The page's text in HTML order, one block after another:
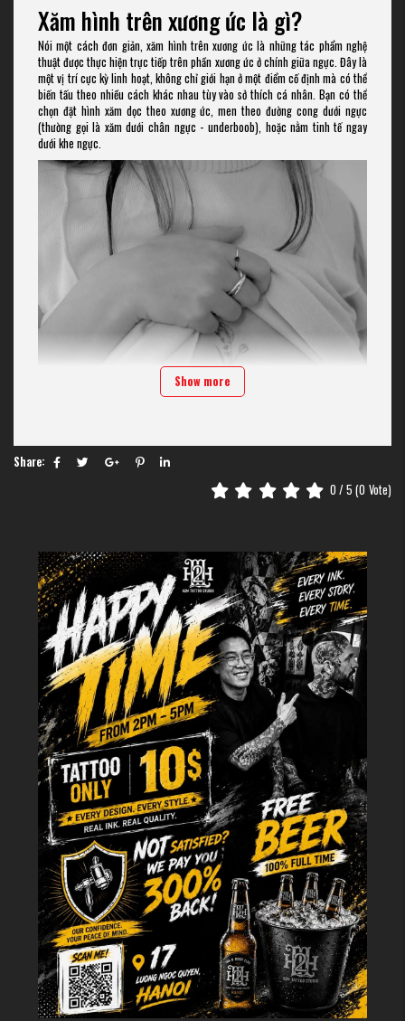
Xăm hình trên xương ức là gì?
Nói một cách đơn giản, xăm hình trên xương ức là những tác phẩm nghệ
thuật được thực hiện trực tiếp trên phần xương ức ở chính giữa ngực. Đây là
một vị trí cực kỳ linh hoạt, không chỉ giới hạn ở một điểm cố định mà có thể
biến tấu theo nhiều cách khác nhau tùy vào sở thích cá nhân. Bạn có thể
chọn đặt hình xăm dọc theo xương ức, men theo đường cong dưới ngực
(thường gọi là xăm dưới chân ngực - underboob), hoặc nằm tinh tế ngay
dưới khe ngực.
Tổng quan về xăm hình trên xương ức: Cẩm nang chi tiết từ chuyên gia giúp
bạn hiểu rõ về mức độ đau, chi phí thực hiện và quy trình chăm sóc sau xăm
chuẩn y khoa.
Bên cạnh đó, các thiết kế tại đây thường có xu hướng mở rộng lên phía
xương quai xanh hoặc kéo dài sang hai bên mạn sườn để tạo thành một
"mảnh ngực" (chest piece) hoàn chỉnh. Việc kết hợp này giúp tôn vinh tối
đa những đường nét tự nhiên của cơ thể, tạo nên sự hài hòa giữa mực xăm
và cơ bắp hay đường cong. Thực tế, xương ức là lựa chọn ưu tiên cho những
ai muốn một hình xăm riêng tư, kín đáo nhưng vẫn đầy sức hút khi cần diện
những bộ trang phục cắt xẻ táo bạo.
Tùy thuộc vào diện tích và phong cách bạn mong muốn,xăm vùng này
thường được chia thành 3 vị trí chính:
Xăm dưới chân ngực
Đây là vị trí cực kỳ quyến rũ dành cho phái nữ.Hình xăm sẽ men theo đường
cong tự nhiên bên dưới bầu ngực,
tạo nên sự uyển chuyển và tinh tế.
Show more
Share:
0 / 5 (0 Vote)